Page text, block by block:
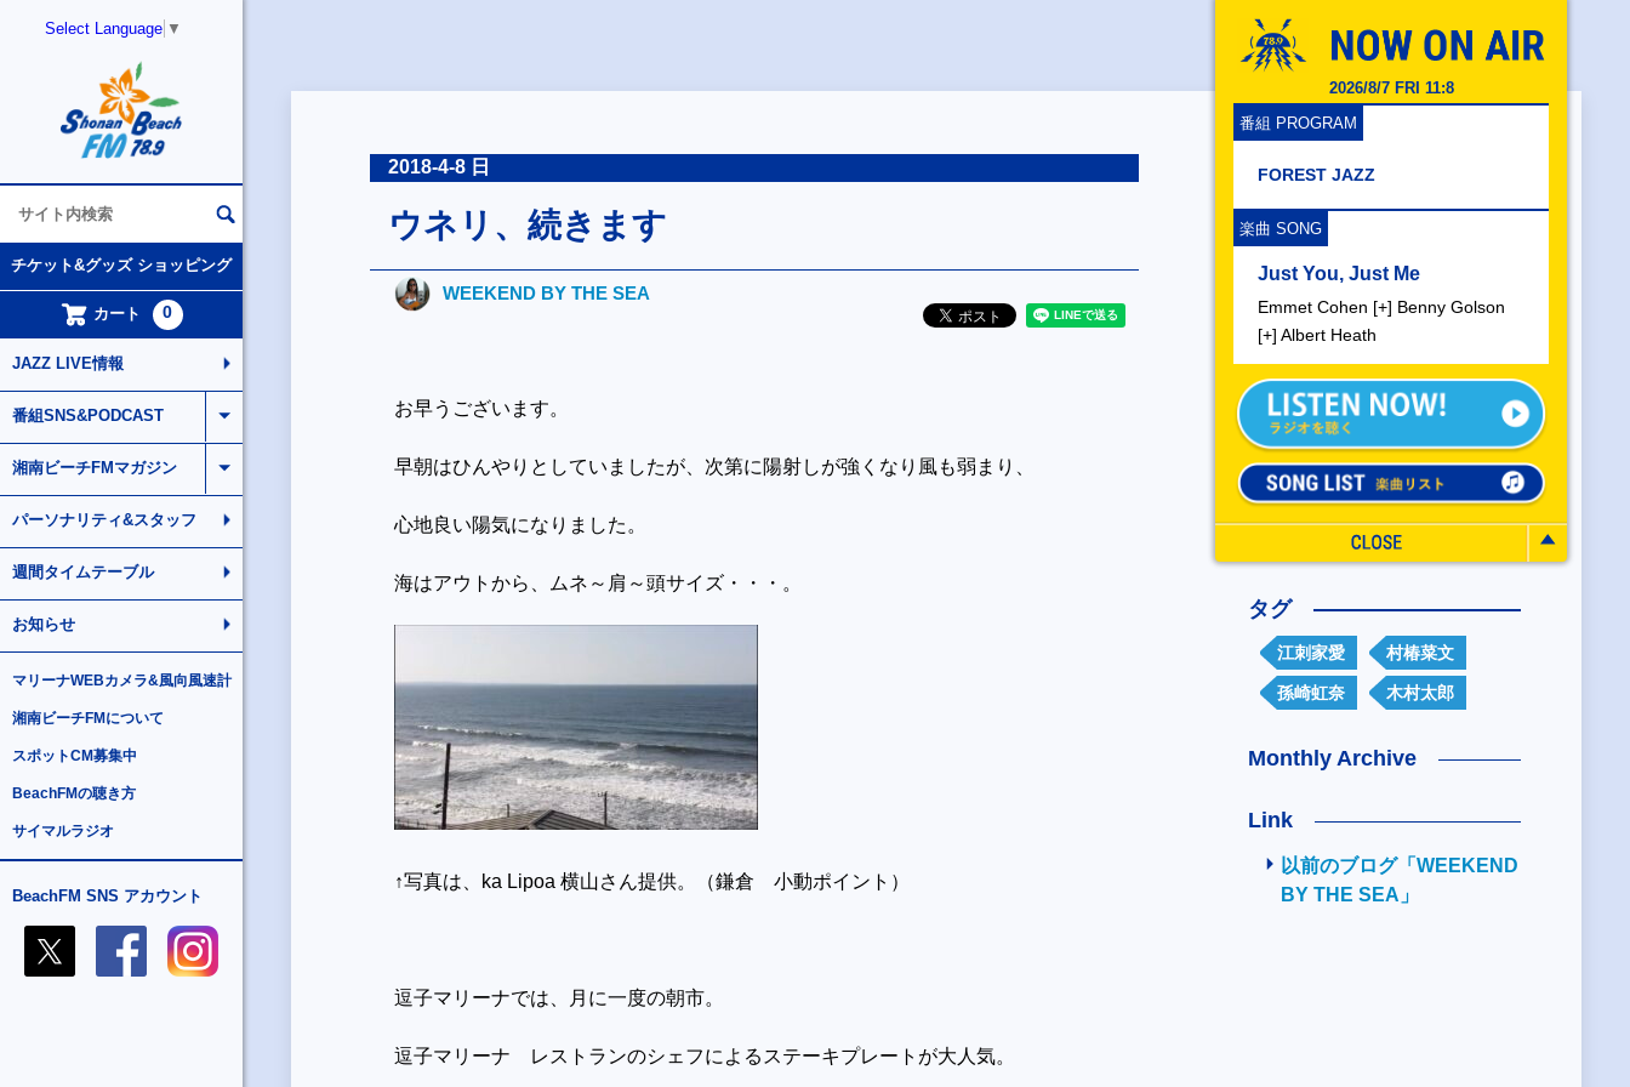
Select Language ▼
2026/8/7 FRI 11:8
番組 PROGRAM
FOREST JAZZ
楽曲 SONG
Just You, Just Me
Emmet Cohen [+] Benny Golson
[+] Albert Heath
チケット&グッズ ショッピング
カート 0
JAZZ LIVE情報
番組SNS&PODCAST
湘南ビーチFMマガジン
パーソナリティ&スタッフ
週間タイムテーブル
お知らせ
マリーナWEBカメラ&風向風速計
湘南ビーチFMについて
スポットCM募集中
BeachFMの聴き方
サイマルラジオ
BeachFM SNS アカウント
2018-4-8 日
ウネリ、続きます
WEEKEND BY THE SEA
お早うございます。
早朝はひんやりとしていましたが、次第に陽射しが強くなり風も弱まり、
心地良い陽気になりました。
海はアウトから、ムネ～肩～頭サイズ・・・。
↑写真は、ka Lipoa 横山さん提供。（鎌倉 小動ポイント）
逗子マリーナでは、月に一度の朝市。
逗子マリーナ レストランのシェフによるステーキプレートが大人気。
タグ
江刺家愛 村椿菜文
孫崎虹奈 木村太郎
Monthly Archive
Link
以前のブログ「WEEKEND
BY THE SEA」